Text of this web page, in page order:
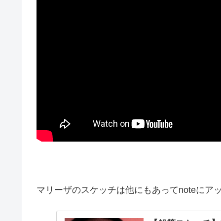
マリーザのスケッチは他にもあってnoteにア